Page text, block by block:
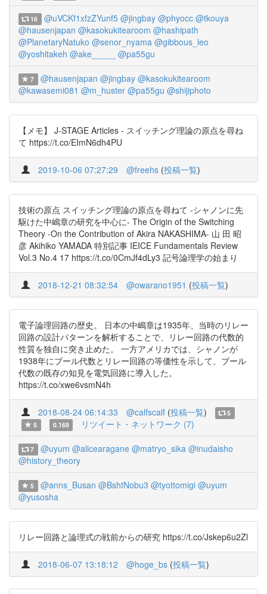
16 @uVCKf1xfzZYunf5 @jingbay @phyocc @tkouya
@hausenjapan @kasokukitearoom @hashipath
@PlanetaryNatuko @senor_nyama @gibbous_leo
@yoshitakeh @ake_____ @pa55gu
7 @hausenjapan @jingbay @kasokukitearoom
@kawasemi081 @m_huster @pa55gu @shijiphoto
【メモ】 J-STAGE Articles - スイッチング理論の原点を尋ね
て https://t.co/EImN6dh4PU
2019-10-06 07:27:29 @freehs (投稿一覧)
技術の原点 スイッチング理論の原点を尋ねて -シャノンに先
駆けた中嶋章の研究を中心に- The Origin of the Switching
Theory -On the Contribution of Akira NAKASHIMA- 山 田 昭
彦 Akihiko YAMADA 特別記事 IEICE Fundamentals Review
Vol.3 No.4 17 https://t.co/0CmJf4dLy3 記号論理学の始まり
2018-12-21 08:32:54 @owarano1951 (投稿一覧)
電子論理回路の歴史。 日本の中嶋章は1935年、当時のリレー
回路の設計パターンを解析することで、リレー回路の代数的
性質を独自に突き止めた。 一方アメリカでは、シャノンが
1938年にブール代数とリレー回路の等価性を示して、ブール
代数の既存の知見を電気回路に導入した。
https://t.co/xwe6vsmN4h
2018-08-24 06:14:33 @calfscalf (投稿一覧)
5
5
0.169 リツイート・ネットワーク (7)
7 @uyum @alicearagane @matryo_sika @inudaisho
@history_theory
5 @anns_Busan @BshtNobu3 @tyottomigi @uyum
@yusosha
リレー回路と論理式の戦前からの研究 https://t.co/Jskep6u2Zl
2018-06-07 13:18:12 @hoge_bs (投稿一覧)